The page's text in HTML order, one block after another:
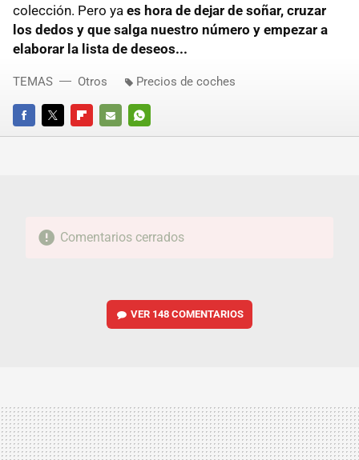
colección. Pero ya es hora de dejar de soñar, cruzar
los dedos y que salga nuestro número y empezar a
elaborar la lista de deseos...
FACEBOOKTWITTERFLIPBOARD
E-
WHATSAPP
TEMAS Otros Precios de coches
Comentarios cerrados
VER 148 COMENTARIOS